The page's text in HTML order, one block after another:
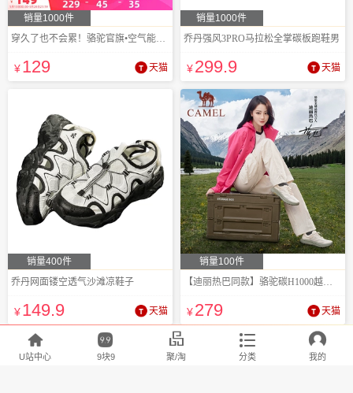
销量1000件
穿久了也不会累！骆驼官旗•空气能运动鞋
¥129 天猫
销量1000件
乔丹强风3PRO马拉松全掌碳板跑鞋男
¥299.9 天猫
销量400件
乔丹网面镂空透气沙滩凉鞋子
¥149.9 天猫
销量100件
【迪丽热巴同款】骆驼碳H1000越野跑鞋
¥279 天猫

U站中心

9块9

聚/淘

分类

我的